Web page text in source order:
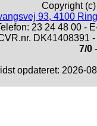
Copyright
93, 4100
23 24 48 00 -
DK41408391
7/0
opdateret: 2026-